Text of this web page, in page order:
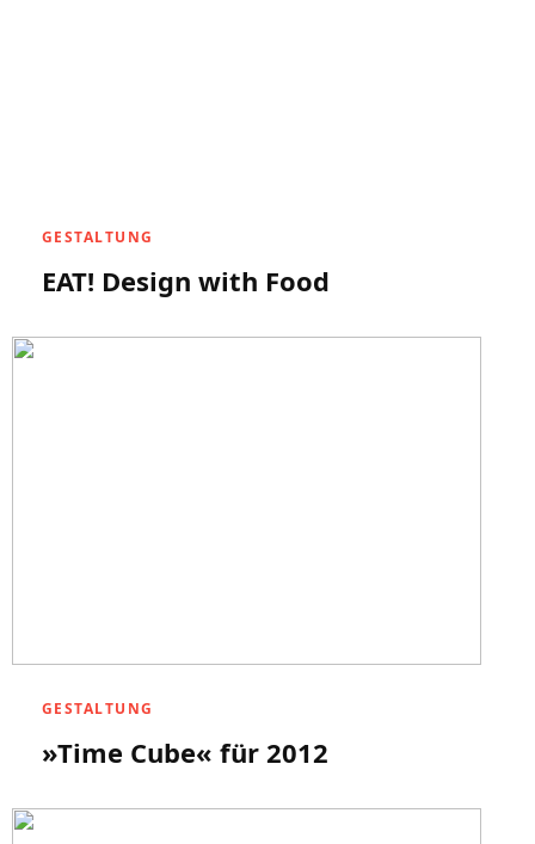
GESTALTUNG
EAT! Design with Food
GESTALTUNG
»Time Cube« für 2012